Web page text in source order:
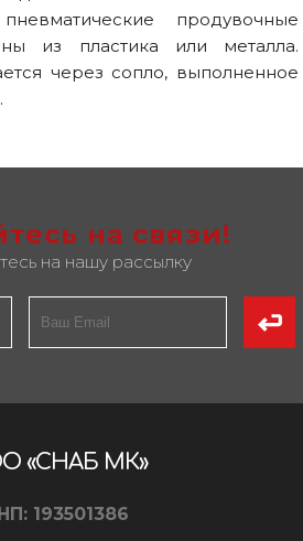
продувочные
из пластика или металла.
через сопло, выполненное
на связи!
на нашу рассылку
«СНАБ МК»
193501386